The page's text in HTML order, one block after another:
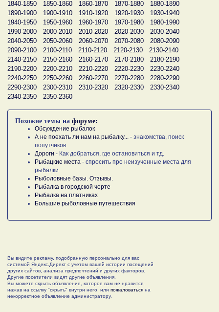
1840-1850
1850-1860 1860-1870 1870-1880
1880-1890
1890-1900
1900-1910 1910-1920 1920-1930
1930-1940
1940-1950
1950-1960 1960-1970 1970-1980
1980-1990
1990-2000
2000-2010 2010-2020 2020-2030
2030-2040
2040-2050
2050-2060 2060-2070 2070-2080
2080-2090
2090-2100
2100-2110 2110-2120 2120-2130
2130-2140
2140-2150
2150-2160 2160-2170 2170-2180
2180-2190
2190-2200
2200-2210 2210-2220 2220-2230
2230-2240
2240-2250
2250-2260 2260-2270 2270-2280
2280-2290
2290-2300
2300-2310 2310-2320 2320-2330
2330-2340
2340-2350
2350-2360
Похожие темы на форуме:
Обсуждение рыбалок
А не поехать ли нам на рыбалку...
- знакомства, поиск
попутчиков
Дороги - Как добраться, где остановиться и тд.
Рыбацкие места - спросить про неизученные места для
рыбалки
Рыболовные базы. Отзывы.
Рыбалка в городской черте
Рыбалка на платниках
Большие рыболовные путешествия
Вы видите рекламу, подобранную персонально для вас
системой Яндекс.Директ с учетом вашей истории посещений
других сайтов, анализа предпочтений и других факторов.
Другие посетители видят другие объявления.
Вы можете скрыть объявление, которое вам не нравится,
нажав на ссылку "скрыть" внутри него, или пожаловаться на
некорректное объявление администратору.